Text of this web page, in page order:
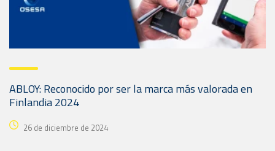
ABLOY: Reconocido por ser la marca más valorada en
Finlandia 2024
26 de diciembre de 2024